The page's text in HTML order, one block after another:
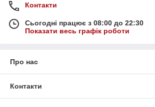
Контакти
Сьогодні працює з 08:00 до 22:30
Показати весь графік роботи
Про нас
Контакти